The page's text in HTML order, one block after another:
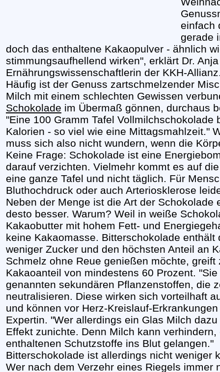
einfach
gerade
doch das enthaltene Kakaopulver - ähnlich
stimmungsaufhellend wirken", erklärt Dr.
Ernährungswissenschaftlerin der KKH-
Häufig ist der Genuss zartschmelzender
Milch mit einem schlechten Gewissen
Schokolade im Übermaß gönnen, durchaus
"Eine 100 Gramm Tafel
Kalorien - so viel wie eine Mittagsmahlzeit."
muss sich also nicht wundern, wenn die
Keine Frage: Schokolade ist eine
darauf verzichten. Vielmehr kommt es auf
eine ganze Tafel und nicht täglich. Für
Bluthochdruck oder auch Arteriosklerose
Neben der Menge ist die Art der Schokolade
desto besser. Warum? Weil in weiße
Kakaobutter mit hohem Fett- und
keine Kakaomasse. Bitterschokolade
weniger Zucker und den höchsten Anteil an
Schmelz ohne Reue genießen möchte,
Kakaoanteil von mindestens 60 Prozent.
genannten sekundären Pflanzenstoffen, die
neutralisieren. Diese wirken sich vorteilhaft
und können vor Herz-Kreislauf-
Expertin. "Wer allerdings ein Glas Milch
Effekt zunichte. Denn Milch kann
enthaltenen Schutzstoffe ins Blut gelangen."
Bitterschokolade ist allerdings nicht weniger
Wer nach dem Verzehr eines Riegels immer